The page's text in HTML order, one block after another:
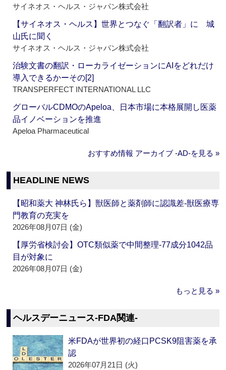
サイネオス・ヘルス・ジャパン株式会社
【サイネオス・ヘルス】世界とつなぐ「翻訳者」に 城
山氏に聞く
サイネオス・ヘルス・ジャパン株式会社
治験文書の翻訳・ローカライゼーションにAIをどれだけ
導入できるかーその[2]
TRANSPERFECT INTERNATIONAL LLC
グローバルCDMOのApeloa、日本市場に本格展開し医薬
品イノベーションを推進
Apeloa Pharmaceutical
おすすめ情報 アーカイブ ‐AD‐を見る »
HEADLINE NEWS
【昭和薬大 神林氏ら】獣医師と薬剤師に認識差‐獣医療専
門教育の充実を
2026年08月07日 (金)
【厚労省検討会】OTC類似薬で中間整理‐77成分1042品
目が対象に
2026年08月07日 (金)
もっと見る »
ヘルスデーニュース‐FDA関連‐
米FDAが世界初の経口PCSK9阻害薬を承
認
2026年07月21日 (火)